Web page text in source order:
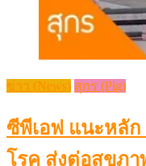
ข่าว (News) สุกร (Pig)
ซีพีเอฟ แนะหลัก
โรค ส่งต่อสุขภ